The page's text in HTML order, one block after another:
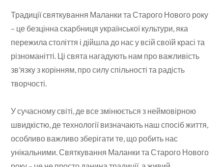
Традиції святкування Маланки та Старого Нового року
– це безцінна скарбниця української культури, яка
пережила століття і дійшла до нас у всій своїй красі та
різноманітті. Ці свята нагадують нам про важливість
зв’язку з корінням, про силу спільності та радість
творчості.
У сучасному світі, де все змінюється з неймовірною
швидкістю, де технології визначають наш спосіб життя,
особливо важливо зберігати те, що робить нас
унікальними. Святкування Маланки та Старого Нового